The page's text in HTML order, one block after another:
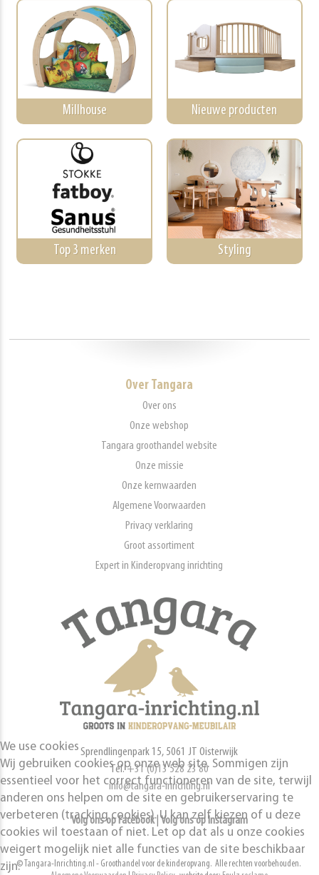
Millhouse Nieuwe producten
Top 3 merken Styling
Over Tangara
Over ons
Onze webshop
Tangara groothandel website
Onze missie
Onze kernwaarden
Algemene Voorwaarden
Privacy verklaring
Groot assortiment
Expert in Kinderopvang inrichting
Sprendlingenpark 15, 5061 JT Oisterwijk
Tel.+31 (0)13 528 23 80
info@tangara-inrichting.nl
Volg ons op Facebook|Volg ons op Instagram
© Tangara-Inrichting.nl - Groothandel voor de kinderopvang. Alle rechten voorbehouden.
We use cookies
Wij gebruiken cookies op onze web site. Sommigen zijn
essentieel voor het correct functioneren van de site, terwijl
anderen ons helpen om de site en gebruikerservaring te
verbeteren (tracking cookies). U kan zelf kiezen of u deze
cookies wil toestaan of niet. Let op dat als u onze cookies
weigert mogelijk niet alle functies van de site beschikbaar
zijn.